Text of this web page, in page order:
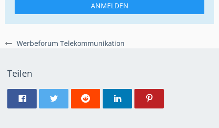
Werbeforum Telekommunikation
ANMELDEN
Teilen